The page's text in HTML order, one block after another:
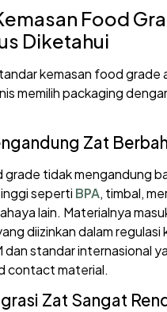
Food
Diketahui
kemasan food grade
memilih packaging
Zat
grade tidak mengandung
seperti BPA, timbal,
lain. Materialnya
diizinkan dalam regulasi
dan standar internasional
contact material.
Zat Sangat